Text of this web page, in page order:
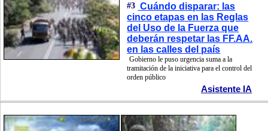
#3 Cuándo disparar: las
cinco etapas en las Reglas
del Uso de la Fuerza que
deberán respetar las FF.AA.
en las calles del país
Gobierno le puso urgencia suma a la
tramitación de la iniciativa para el control del
orden público
Asistente IA